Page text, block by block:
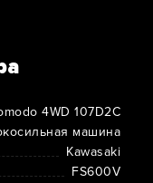
4WD 107D2C
машина
Kawasaki
FS600V